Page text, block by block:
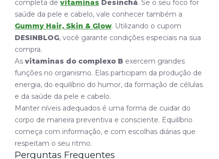
completa de vitaminas Desinchá. Se o seu foco for
saúde da pele e cabelo, vale conhecer também a
Gummy Hair, Skin & Glow. Utilizando o cupom
DESINBLOG, você garante condições especiais na sua
compra.
As vitaminas do complexo B exercem grandes
funções no organismo. Elas participam da produção de
energia, do equilíbrio do humor, da formação de células
e da saúde da pele e cabelo.
Manter níveis adequados é uma forma de cuidar do
corpo de maneira preventiva e consciente. Equilíbrio
começa com informação, e com escolhas diárias que
respeitam o seu ritmo.
Perguntas Frequentes